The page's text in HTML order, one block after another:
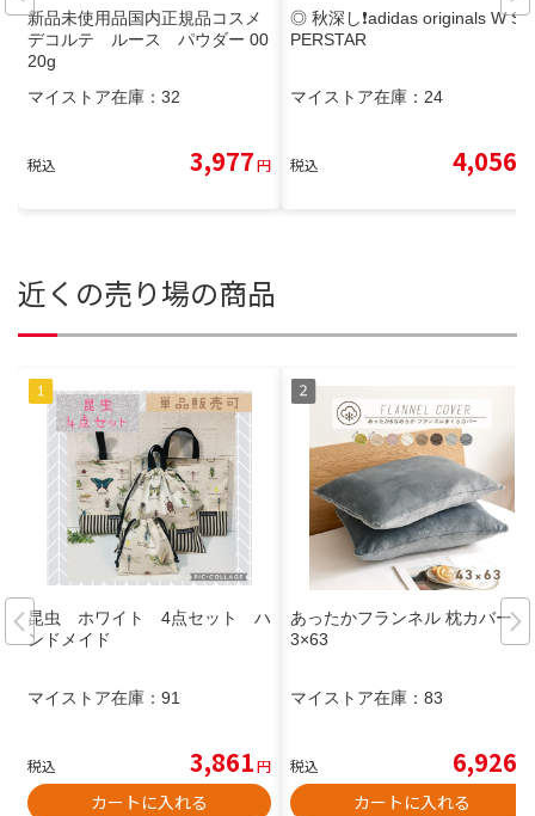
新品未使用品国内正規品コスメ
デコルテ ルース パウダー 00
20g
マイストア在庫： 32
税込 3,977円
◎ 秋深し❗️adidas originals W SU
PERSTAR
マイストア在庫： 24
税込 4,056
近くの売り場の商品
昆虫 ホワイト 4点セット ハ
ンドメイド
マイストア在庫： 91
税込 3,861円
カートに入れる
あったかフランネル 枕カバー 4
3×63
マイストア在庫： 83
税込 6,926
カートに入れる